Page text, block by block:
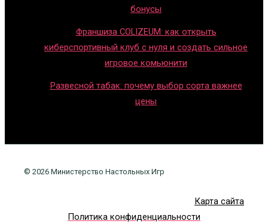
бонусы
Франшиза COLIZEUM: как открыть
киберспортивный клуб с нуля и создать сильное
игровое комьюнити
Развесной табак: почему выбор сорта важнее
цены
© 2026 Министерство Настольных Игр
Карта сайта
Политика конфиденциальности